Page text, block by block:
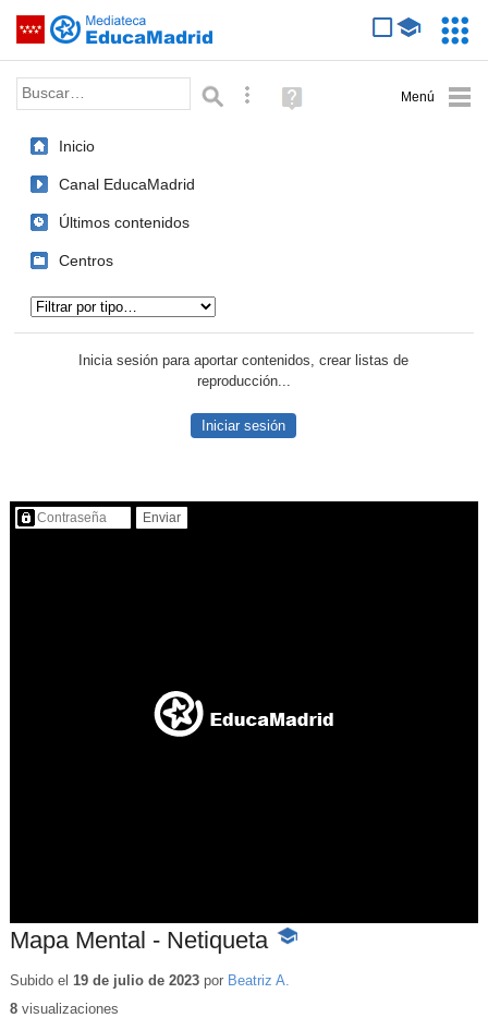
Saltar navegación
Palabra o frase: Búsqueda avanzada
Ayuda
(en
Inicio
Canal EducaMadrid
Últimos contenidos
Centros
Inicia sesión para aportar contenidos, crear listas de
reproducción...
Iniciar sesión
Contenido protegido…
Mapa Mental - Netiqueta -
educativo
Subido el 19 de julio de 2023por Beatriz A.
8visualizaciones